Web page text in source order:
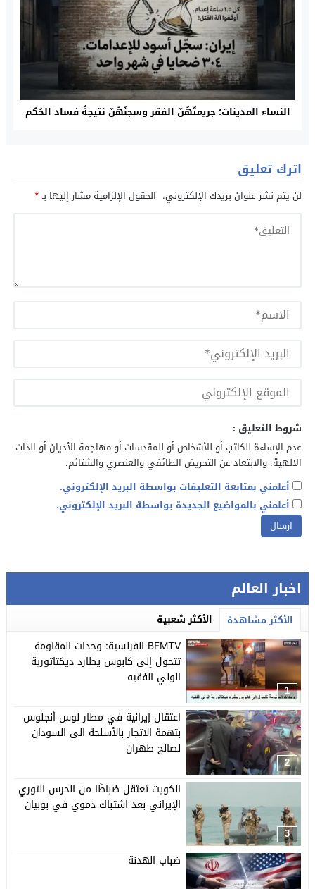
النساء المدينات؛ جريمتُهُنّ الفقر وسجنُهُنّ نتيجةُ فساد الحُكم
اترك تعليق
لن يتم نشر عنوان بريدك الإلكتروني. الحقول الإلزامية مشار إليها بـ*
شروط التعليق :
عدم الإساءة للكاتب أو للأشخاص أو للمقدسات أو مهاجمة الأديان أو الذات
الالهية. والابتعاد عن التحريض الطائفي والعنصري والشتائم.
أعلمني بمتابعة التعليقات بواسطة البريد الإلكتروني.
أعلمني بالمواضيع الجديدة بواسطة البريد الإلكتروني.
اخبار العالم
الأكثر مشاهدة الأكثر شعبية
1
BFMTV الفرنسية: وحدات المقاومة
تتحول إلى كابوس يطارد ديكتاتورية
الولي الفقيه
2
اعتقال إيرانية في مطار لوس أنجلوس
بتهمة الاتجار بالأسلحة الى السودان
لصالح طهران
3
الكويت تعتقل ضباطًا من الحرس الثوري
الإيراني بعد اشتباك دموي في بوبيان
ضباب الهدنة